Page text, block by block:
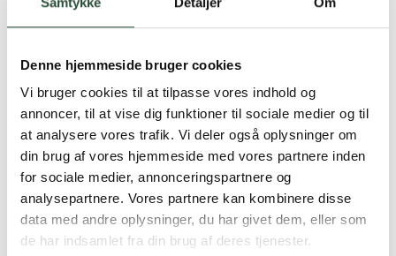
Denne hjemmeside bruger cookies
Vi bruger cookies til at tilpasse vores indhold og
annoncer, til at vise dig funktioner til sociale medier og til
at analysere vores trafik. Vi deler også oplysninger om
din brug af vores hjemmeside med vores partnere inden
for sociale medier, annonceringspartnere og
analysepartnere. Vores partnere kan kombinere disse
data med andre oplysninger, du har givet dem, eller som
de har indsamlet fra din brug af deres tjenester.
Hurtig levering (30 min. i Kbh)
Faste lave priser*
*Gælder ikke ernæringsprodukter.
Stort udvalg af kendte
produkter
Vi tilbyder et stort udvalg af kendte
cremer, vitaminer og andre spændende
produkter – altid til fast lav pris.